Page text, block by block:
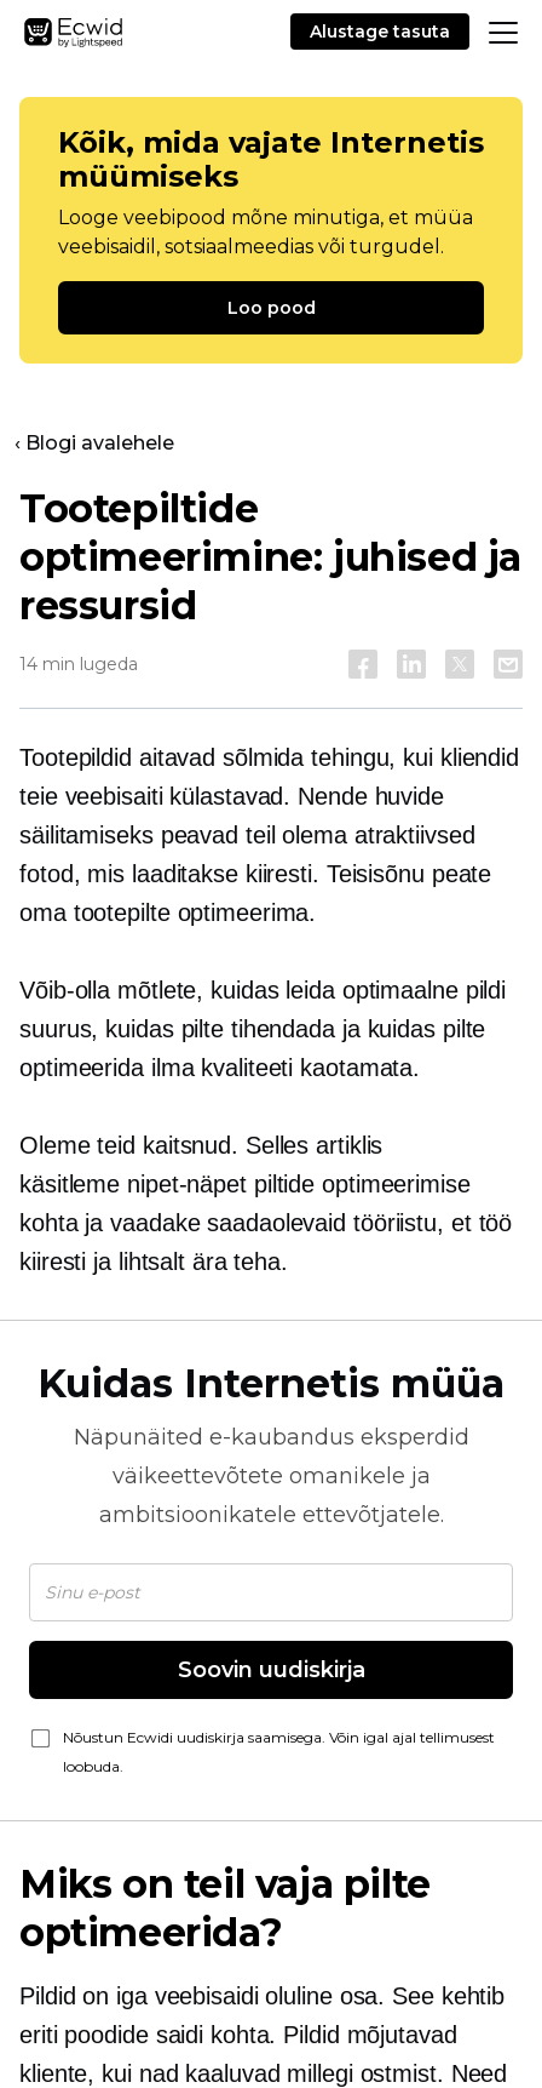
Alustage tasuta
Kõik, mida vajate Internetis
müümiseks
Looge veebipood mõne minutiga, et müüa
veebisaidil, sotsiaalmeedias või turgudel.
Loo pood
‹ Blogi avalehele
Tootepiltide
optimeerimine: juhised ja
ressursid
14 min lugeda
Tootepildid aitavad sõlmida tehingu, kui kliendid
teie veebisaiti külastavad. Nende huvide
säilitamiseks peavad teil olema atraktiivsed
fotod, mis laaditakse kiiresti. Teisisõnu peate
oma tootepilte optimeerima.
Võib-olla mõtlete, kuidas leida optimaalne pildi
suurus, kuidas pilte tihendada ja kuidas pilte
optimeerida ilma kvaliteeti kaotamata.
Oleme teid kaitsnud. Selles artiklis
käsitleme nipet-näpetpiltide optimeerimise
kohta ja vaadake saadaolevaid tööriistu, et töö
kiiresti ja lihtsalt ära teha.
Kuidas Internetis müüa
Näpunäited e-kaubandus eksperdid
väikeettevõtete omanikele ja
ambitsioonikatele ettevõtjatele.
Soovin uudiskirja
Nõustun Ecwidi uudiskirja saamisega. Võin igal ajal tellimusest
loobuda.
Miks on teil vaja pilte
optimeerida?
Pildid on iga veebisaidi oluline osa. See kehtib
eriti poodide saidi kohta. Pildid mõjutavad
kliente, kui nad kaaluvad millegi ostmist. Need